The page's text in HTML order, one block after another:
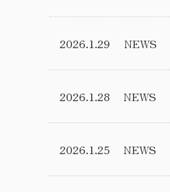
2026.1.29 NEWS
2026.1.28 NEWS
2026.1.25 NEWS